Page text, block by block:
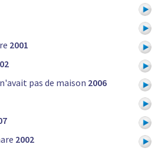
2001
pas de maison 2006
2002